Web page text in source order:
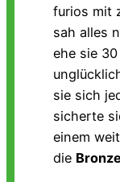
furios mit
sah alles
ehe sie
sie sich
sicherte
einem
die